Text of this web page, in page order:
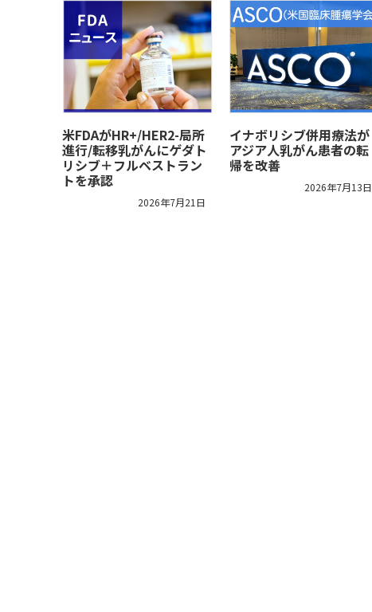
米FDAがHR+/HER2-局所
進行/転移乳がんにゲダト
リシブ＋フルベストラン
トを承認
2026年7月21日
イナボリシブ併用療法が
アジア人乳がん患者の転
帰を改善
2026年7月13日